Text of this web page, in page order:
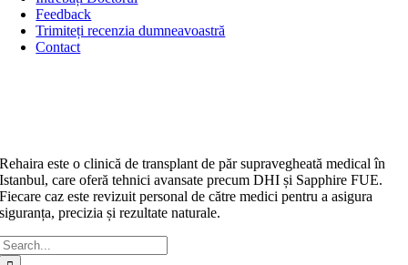
Feedback
Trimiteți recenzia dumneavoastră
Contact
Rehaira este o clinică de transplant de păr supravegheată medical în
Istanbul, care oferă tehnici avansate precum DHI și Sapphire FUE.
Fiecare caz este revizuit personal de către medici pentru a asigura
siguranța, precizia și rezultate naturale.